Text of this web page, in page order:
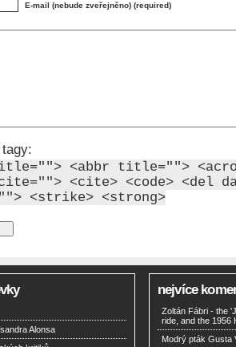
E-mail (nebude zveřejněno) (required)
<abbr title="">
<cite> <code> <del
<strike> <strong>
Alonsa
nejvíce
Zoltán Fábri - the
ride, and the 1956
Modrý pták Gusta